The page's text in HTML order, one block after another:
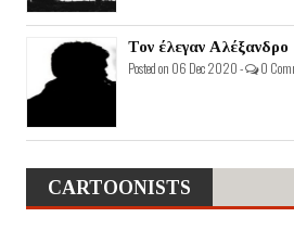
Τον έλεγαν Αλέξανδρο
Posted on 06 Dec 2020 - 0
CARTOONISTS